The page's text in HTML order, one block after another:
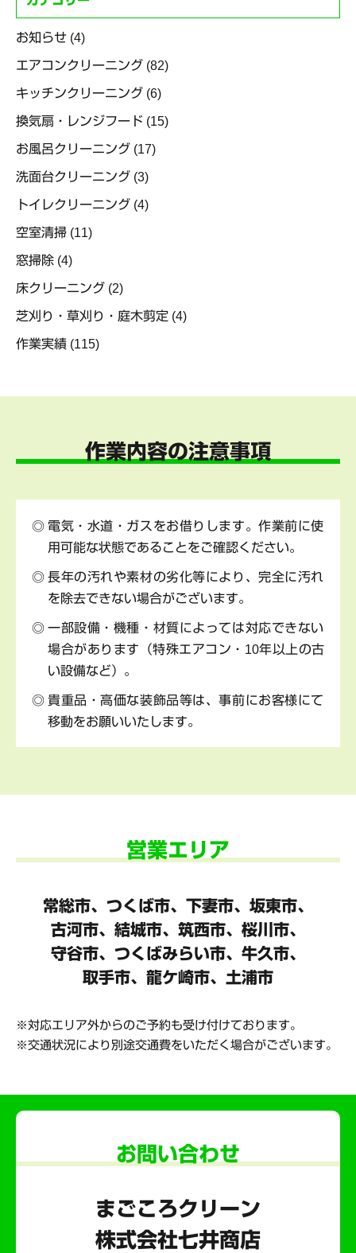
お知らせ (4)
エアコンクリーニング (82)
キッチンクリーニング (6)
換気扇・レンジフード (15)
お風呂クリーニング (17)
洗面台クリーニング (3)
トイレクリーニング (4)
空室清掃 (11)
窓掃除 (4)
床クリーニング (2)
芝刈り・草刈り・庭木剪定 (4)
作業実績 (115)
作業内容の注意事項
電気・水道・ガスをお借りします。作業前に使
用可能な状態であることをご確認ください。
長年の汚れや素材の劣化等により、完全に汚れ
を除去できない場合がございます。
一部設備・機種・材質によっては対応できない
場合があります（特殊エアコン・10年以上の古
い設備など）。
貴重品・高価な装飾品等は、事前にお客様にて
移動をお願いいたします。
営業エリア
常総市、つくば市、下妻市、坂東市、
古河市、結城市、筑西市、桜川市、
守谷市、 つくばみらい市、牛久市、
取手市、龍ケ崎市、土浦市
対応エリア外からのご予約も受け付けております。
交通状況により別途交通費をいただく場合がございます。
お問い合わせ
まごころクリーン
株式会社七井商店